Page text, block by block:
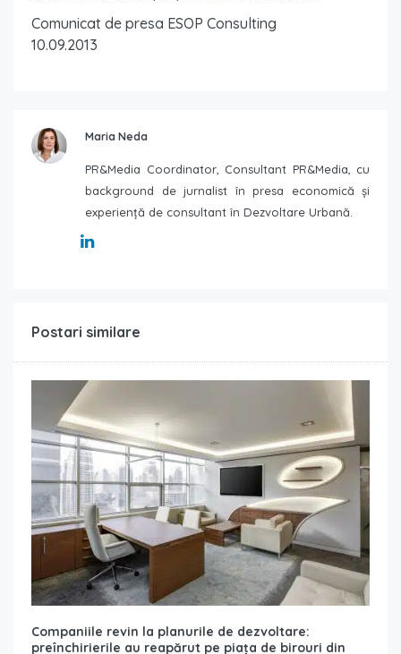
Comunicat de presa ESOP Consulting
10.09.2013
Maria Neda
PR&Media Coordinator, Consultant PR&Media, cu
background de jurnalist în presa economică și
experiență de consultant în Dezvoltare Urbană.
Postari similare
Companiile revin la planurile de dezvoltare:
preînchirierile au reapărut pe piața de birouri din